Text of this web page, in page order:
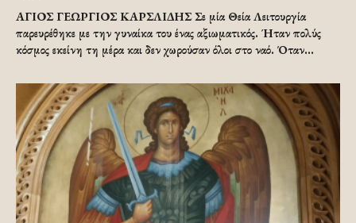
ΑΓΙΟΣ ΓΕΩΡΓΙΟΣ ΚΑΡΣΛΙΔΗΣ Σε μία Θεία Λειτουργία
παρευρέθηκε με την γυναίκα του ένας αξιωματικός. Ήταν πολύς
κόσμος εκείνη τη μέρα και δεν χωρούσαν όλοι στο ναό. Όταν...